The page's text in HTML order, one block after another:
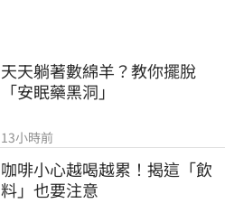
天天躺著數綿羊？教你擺脫
「安眠藥黑洞」
13小時前
咖啡小心越喝越累！揭這「飲
料」也要注意